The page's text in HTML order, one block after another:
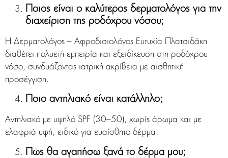
Ποιος είναι ο καλύτερος δερματολόγος για την
διαχείριση της ροδόχρου νόσου;
Η Δερματολόγος – Αφροδισιολόγος Ευτυχία Πλατσιδάκη
διαθέτει πολυετή εμπειρία και εξειδίκευση στη ροδόχρου
νόσο, συνδυάζοντας ιατρική ακρίβεια με αισθητική
προσέγγιση.
Ποιο αντηλιακό είναι κατάλληλο;
Αντηλιακό με υψηλό SPF (30–50), χωρίς άρωμα και με
ελαφριά υφή, ειδικό για ευαίσθητο δέρμα.
Πώς θα αγαπήσω ξανά το δέρμα μου;